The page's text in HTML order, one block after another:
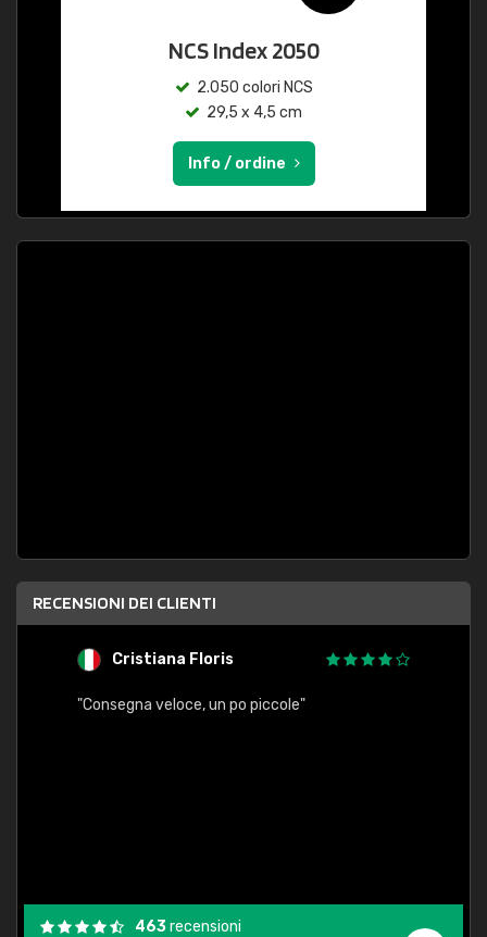
NCS Index 2050
2.050 colori NCS
29,5 x 4,5 cm
Info / ordine
RECENSIONI DEI CLIENTI
Cristiana Floris
"Consegna veloce, un po piccole"
463recensioni